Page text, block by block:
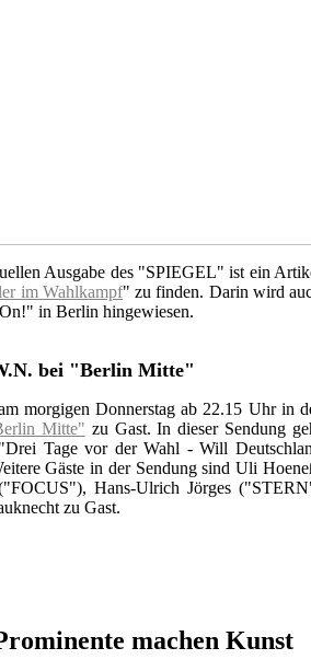
Ausgabe des "SPIEGEL" ist ein
im Wahlkampf" zu finden. Darin wird
in Berlin hingewiesen.
bei "Berlin Mitte"
morgigen Donnerstag ab 22.15 Uhr in
Mitte" zu Gast. In dieser Sendung
Tage vor der Wahl - Will
Gäste in der Sendung sind Uli
Hans-Ulrich Jörges
zu Gast.
machen Kunst